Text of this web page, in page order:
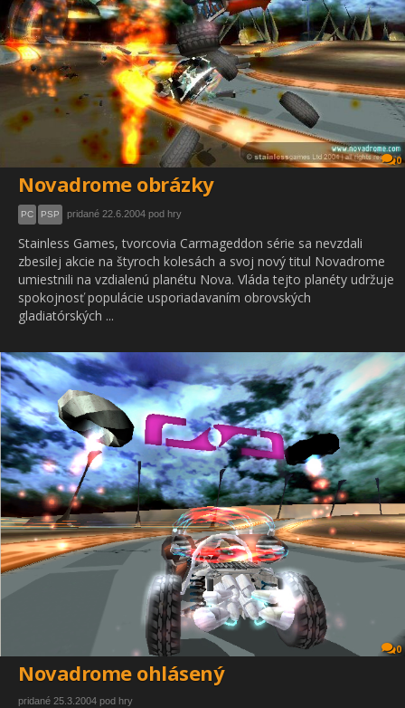
0
Novadrome obrázky
PC PSP pridané 22.6.2004 pod hry
Stainless Games, tvorcovia Carmageddon série sa nevzdali
zbesilej akcie na štyroch kolesách a svoj nový titul Novadrome
umiestnili na vzdialenú planétu Nova. Vláda tejto planéty udržuje
spokojnosť populácie usporiadavaním obrovských
gladiatórských ...
0
Novadrome ohlásený
pridané 25.3.2004 pod hry